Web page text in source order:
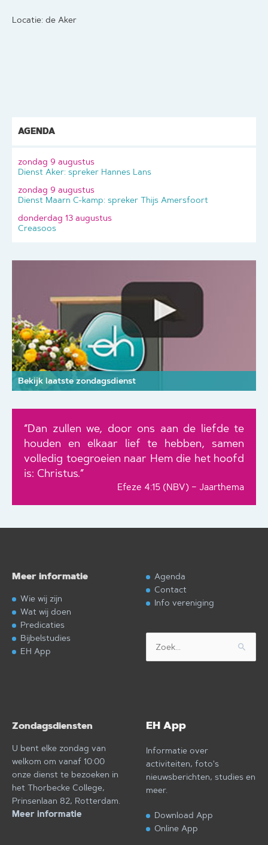
Locatie: de Aker
AGENDA
zondag 9 augustus
Dienst Aker: spreker Hannes Lans
zondag 9 augustus
Dienst Maarn C-kamp: spreker Thijs Amersfoort
donderdag 13 augustus
Creasoos
Bekijk laatste zondagsdienst
“Dan zullen we, door ons aan de liefde te
houden en elkaar lief te hebben, samen
volledig toegroeien naar Hem die het hoofd
is: Christus.”
Efeze 4:15 (NBV) – Jaarthema
Meer informatie
Wie wij zijn
Wat wij doen
Predicaties
Bijbelstudies
EH App
Agenda
Contact
Info vereniging
naar:
Zondagsdiensten
U bent elke zondag van
welkom om vanaf 10:00
onze dienst te bezoeken in
het Thorbecke College,
Prinsenlaan 82, Rotterdam.
Meer informatie
EH App
Informatie over
activiteiten, foto's
nieuwsberichten, studies en
meer.
Download App
Online App